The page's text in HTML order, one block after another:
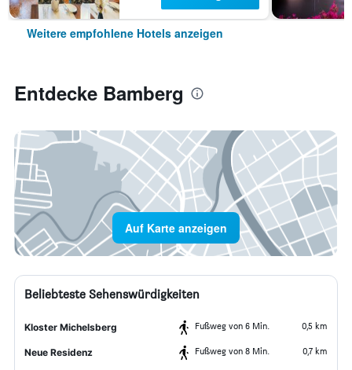
Weitere empfohlene Hotels anzeigen
Entdecke Bamberg
Auf Karte anzeigen
Beliebteste Sehenswürdigkeiten
Kloster Michelsberg Fußweg von 6 Min. 0,5 km
Neue Residenz Fußweg von 8 Min. 0,7 km